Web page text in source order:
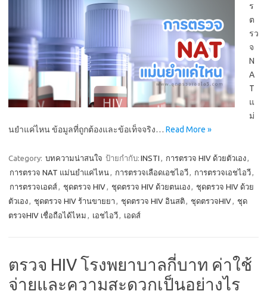
ร
ต
รว
จ
N
A
T
แ
ม่
นยำแค่ไหน ข้อมูลที่ถูกต้องและข้อเท็จจริง… Read More »
Category: บทความน่าสนใจ ป้ายกำกับ: INSTI , การตรวจ HIV ด้วยตัวเอง,
การตรวจ NAT แม่นยำแค่ไหน, การตรวจเลือดเอชไอวี, การตรวจเอชไอวี,
การตรวจเอดส์, ชุดตรวจ HIV, ชุดตรวจ HIV ด้วยตนเอง, ชุดตรวจ HIV ด้วย
ตัวเอง, ชุดตรวจ HIV ร้านขายยา , ชุดตรวจ HIV อินสติ, ชุดตรวจHIV, ชุด
ตรวจHIV เชื่อถือได้ไหม , เอชไอวี, เอดส์
ตรวจ HIV โรงพยาบาลกี่บาท ค่าใช้
จ่ายและความสะดวกเป็นอย่างไร